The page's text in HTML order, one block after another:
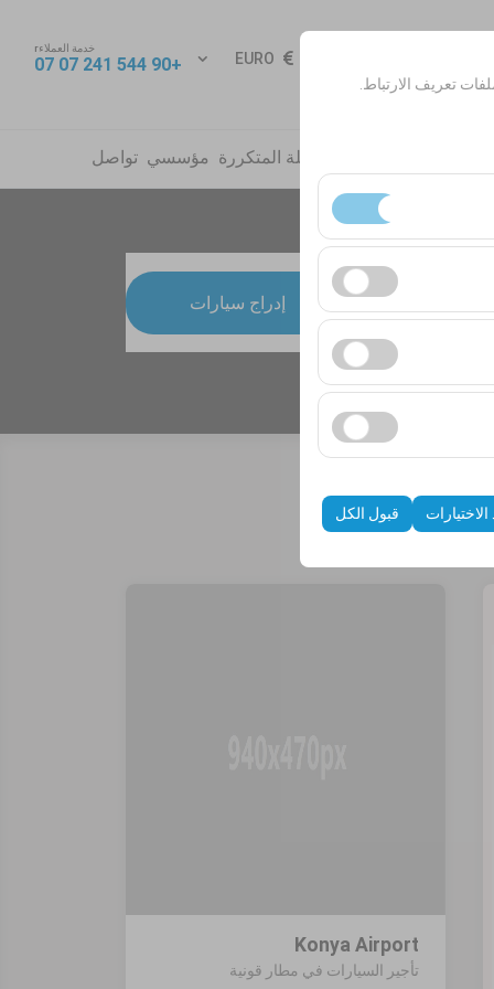
تعريف الارتباط.
لا يمكن تعطيلها.
المستخدمين). تُستخدم
(عدد مرات الظهور،
الاختيارات قبول الكل
EURO
خدمة العملاءr
+90 544 241 07 07
الأسئلة المتكررة مؤسسي تواصل
إدراج سيارات
Konya Airport
تأجير السيارات في مطار قونية